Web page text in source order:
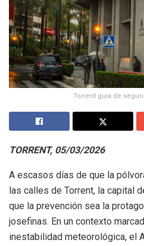
Torrent guía de
TORRENT, 05/03/2026
A escasos días de que la
las calles de Torrent, la capital
que la prevención sea la
josefinas. En un contexto
inestabilidad meteorológica, el